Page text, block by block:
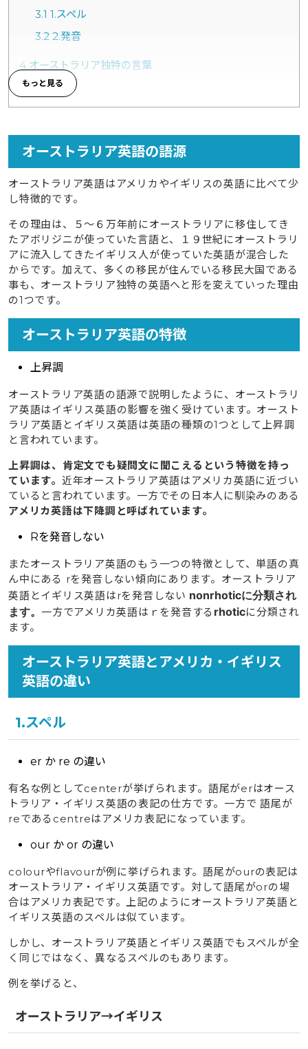
3.1 1.スペル
3.22.発音
4 オーストラリア独特の言葉
5まとめ
オーストラリア英語の語源
オーストラリア英語はアメリカやイギリスの英語に比べて少
し特徴的です。
その理由は、５～６万年前にオーストラリアに移住してき
たアボリジニが使っていた言語と、１９世紀にオーストラリ
アに流入してきたイギリス人が使っていた英語が混合した
からです。加えて、多くの移民が住んでいる移民大国である
事も、オーストラリア独特の英語へと形を変えていった理由
の1つです。
オーストラリア英語の特徴
上昇調
オーストラリア英語の語源で説明したように、オーストラリ
ア英語はイギリス英語の影響を強く受けています。オースト
ラリア英語とイギリス英語は英語の種類の1つとして上昇調
と言われています。
上昇調は、肯定文でも疑問文に聞こえるという特徴を持っ
ています。 近年オーストラリア英語はアメリカ英語に近づい
ていると言われています。一方でその日本人に馴染みのある
アメリカ英語は下降調と呼ばれています。
Rを発音しない
またオーストラリア英語のもう一つの特徴として、単語の真
ん中にある rを発音しない傾向にあります。オーストラリア
英語とイギリス英語はrを発音しない nonrhoticに分類され
ます。 一方でアメリカ英語はｒを発音する rhoticに分類され
ます。
オーストラリア英語とアメリカ・イギリス
英語の違い
1.スペル
er か re の違い
有名な例としてcenterが挙げられます。語尾がerはオース
トラリア・イギリス英語の表記の仕方です。一方で 語尾が
reであるcentreはアメリカ表記になっています。
our か or の違い
colourやflavourが例に挙げられます。語尾がourの表記は
オーストラリア・イギリス英語です。対して語尾がorの場
合はアメリカ表記です。上記のようにオーストラリア英語と
イギリス英語のスペルは似ています。
しかし、オーストラリア英語とイギリス英語でもスペルが全
く同じではなく、異なるスペルのもあります。
例を挙げると、
オーストラリア→イギリス